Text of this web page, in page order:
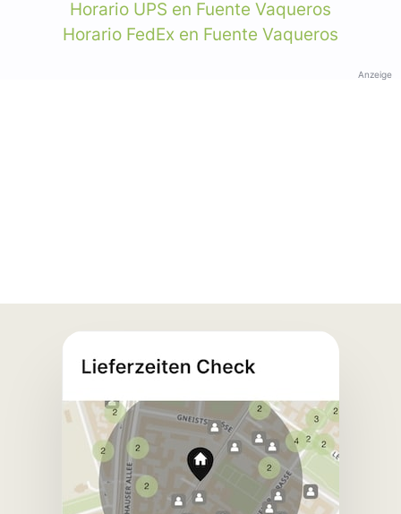
Horario UPS en Fuente Vaqueros
Horario FedEx en Fuente Vaqueros
Anzeige